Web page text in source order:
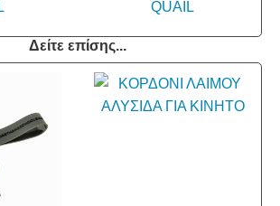
Δείτε επίσης...